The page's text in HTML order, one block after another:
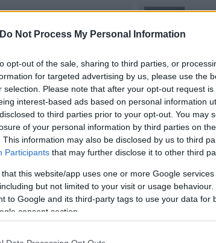
Do Not Process My Personal Information
opt-out of the sale, sharing to third parties, or
for targeted advertising by us, please use the
selection. Please note that after your opt-out request
interest-based ads based on personal information
to third parties prior to your opt-out. You may
of your personal information by third parties on
This information may also be disclosed by us to third
Participants that may further disclose it to other third
this website/app uses one or more Google
but not limited to your visit or usage
to Google and its third-party tags to use your data for
consent section.
KIRAKAT
herosz
Már lehet
2016.04.22